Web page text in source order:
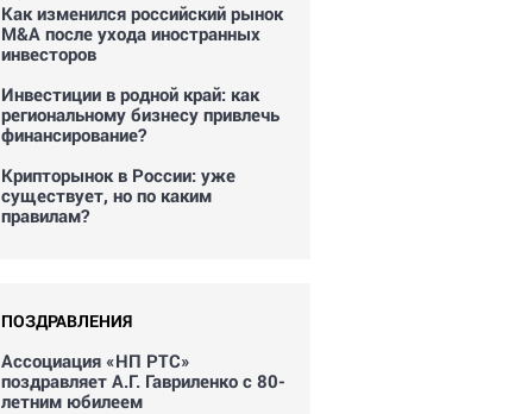
Как изменился российский рынок
M&A после ухода иностранных
инвесторов
Инвестиции в родной край: как
региональному бизнесу привлечь
финансирование?
Крипторынок в России: уже
существует, но по каким
правилам?
ПОЗДРАВЛЕНИЯ
Ассоциация «НП РТС»
поздравляет А.Г. Гавриленко с 80-
летним юбилеем